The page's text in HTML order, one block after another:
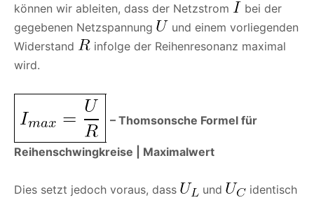
können wir ableiten, dass der Netzstrom
bei der
gegebenen Netzspannung
und einem vorliegenden
Widerstand
infolge der Reihenresonanz maximal
wird.
– Thomsonsche Formel für
Reihenschwingkreise | Maximalwert
Dies setzt jedoch voraus, dass und
identisch